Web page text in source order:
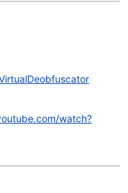
watch?